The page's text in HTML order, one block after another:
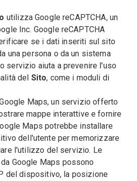
utilizza Google reCAPTCHA, un
Inc. Google reCAPTCHA
se i dati inseriti sul sito
una persona o da un sistema
servizio aiuta a prevenire l'uso
del Sito, come i moduli di
Maps, un servizio offerto
mappe interattive e fornire
Maps potrebbe installare
dell'utente per memorizzare
l'utilizzo del servizio. Le
Google Maps possono
del dispositivo, la posizione